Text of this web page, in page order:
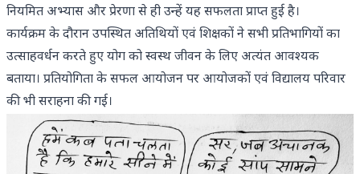
नियमित अभ्यास और प्रेरणा से ही उन्हें यह सफलता प्राप्त हुई है।
कार्यक्रम के दौरान उपस्थित अतिथियों एवं शिक्षकों ने सभी प्रतिभागियों का
उत्साहवर्धन करते हुए योग को स्वस्थ जीवन के लिए अत्यंत आवश्यक
बताया। प्रतियोगिता के सफल आयोजन पर आयोजकों एवं विद्यालय परिवार
की भी सराहना की गई।